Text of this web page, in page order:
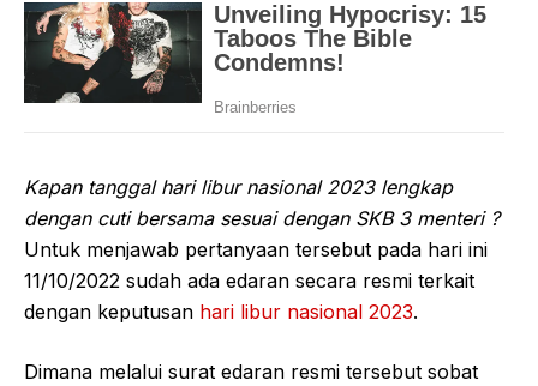
Kapan tanggal hari libur nasional 2023 lengkap
dengan cuti bersama sesuai dengan SKB 3 menteri ?
Untuk menjawab pertanyaan tersebut pada hari ini
11/10/2022 sudah ada edaran secara resmi terkait
dengan keputusan hari libur nasional 2023.
Dimana melalui surat edaran resmi tersebut sobat